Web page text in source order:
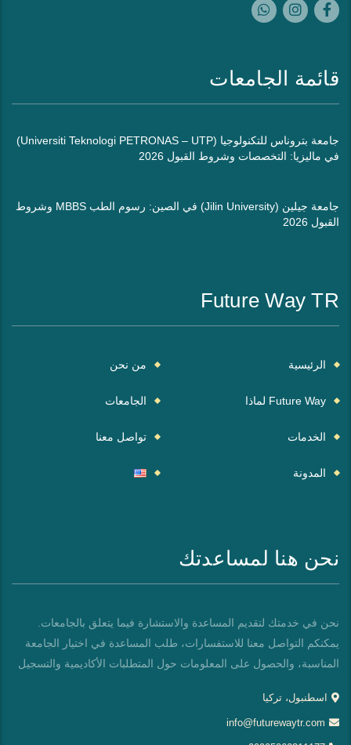
قائمة الجامعات
جامعة بتروناس للتكنولوجيا (Universiti Teknologi PETRONAS – UTP)
في ماليزيا: التخصصات وشروط القبول 2026
جامعة جيلين (Jilin University) في الصين: رسوم الطب MBBS وشروط
القبول 2026
Future Way TR
الرئيسية من نحن
Future Way لماذا الجامعات
الخدمات تواصل معنا
المدونة
نحن هنا لمساعدتك
نحن في خدمتك لتقديم المساعدة والاستشارة فيما يتعلق بالجامعات.
يمكنكم التواصل معنا للاستفسارات، طلب المساعدة في اختيار الجامعة
المناسبة، والحصول على المعلومات حول المتطلبات الأكاديمية والتسجيل
اسطنبول، تركيا
info@futurewaytr.com